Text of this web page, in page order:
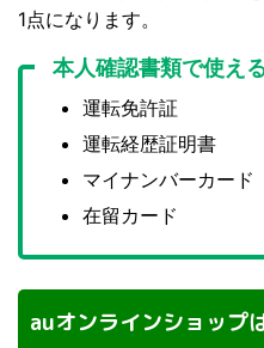
1点になります。
本人確認書類で使え
運転免許証
運転経歴証明書
マイナンバーカード
在留カード
auオンラインショップ